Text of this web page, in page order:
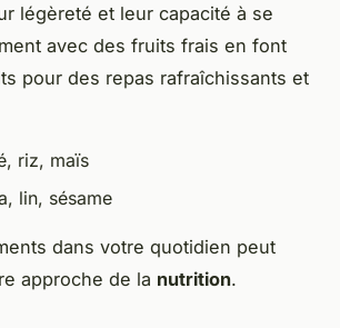
légèreté et leur capacité à se
avec des fruits frais en font
pour des repas rafraîchissants et
riz, maïs
lin, sésame
dans votre quotidien peut
approche de la nutrition.